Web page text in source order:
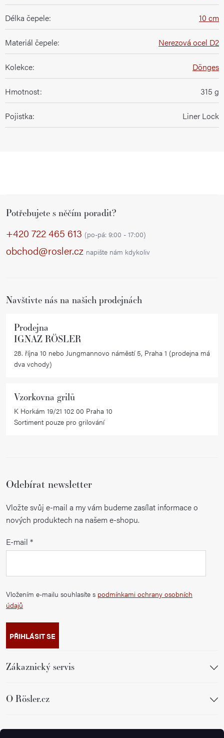
Délka čepele: 10 cm
Materiál čepele: Nerezová ocel D2
Kolekce: Dönges
Hmotnost: 315 g
Pojistka: Liner Lock
Potřebujete s něčím poradit?
+420 722 465 613 (po-pá: 9:00 - 17:00)
obchod@rosler.cz napište nám kdykoliv
Navštivte nás na našich prodejnách
Prodejna
IGNAZ RÖSLER
28. října 10 nebo Jungmannovo náměstí 5, Praha 1 (prodejna má
dva vchody)
Vzorkovna grilů
K Horkám 19/21 102 00 Praha 10
Sortiment pouze pro grilování
Odebírat newsletter
Vložte svůj e-mail a my vám budeme zasílat informace o
nových produktech na našem e-shopu.
E-mail
Vložením e-mailu souhlasíte s podmínkami ochrany osobních
údajů
PŘIHLÁSIT SE
Zákaznický servis
O Rösler.cz
Sledujte nás